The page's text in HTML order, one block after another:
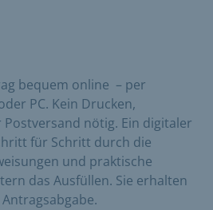
bequem online – per
PC. Kein Drucken,
nötig. Ein digitaler
für Schritt durch die
und praktische
das Ausfüllen. Sie erhalten